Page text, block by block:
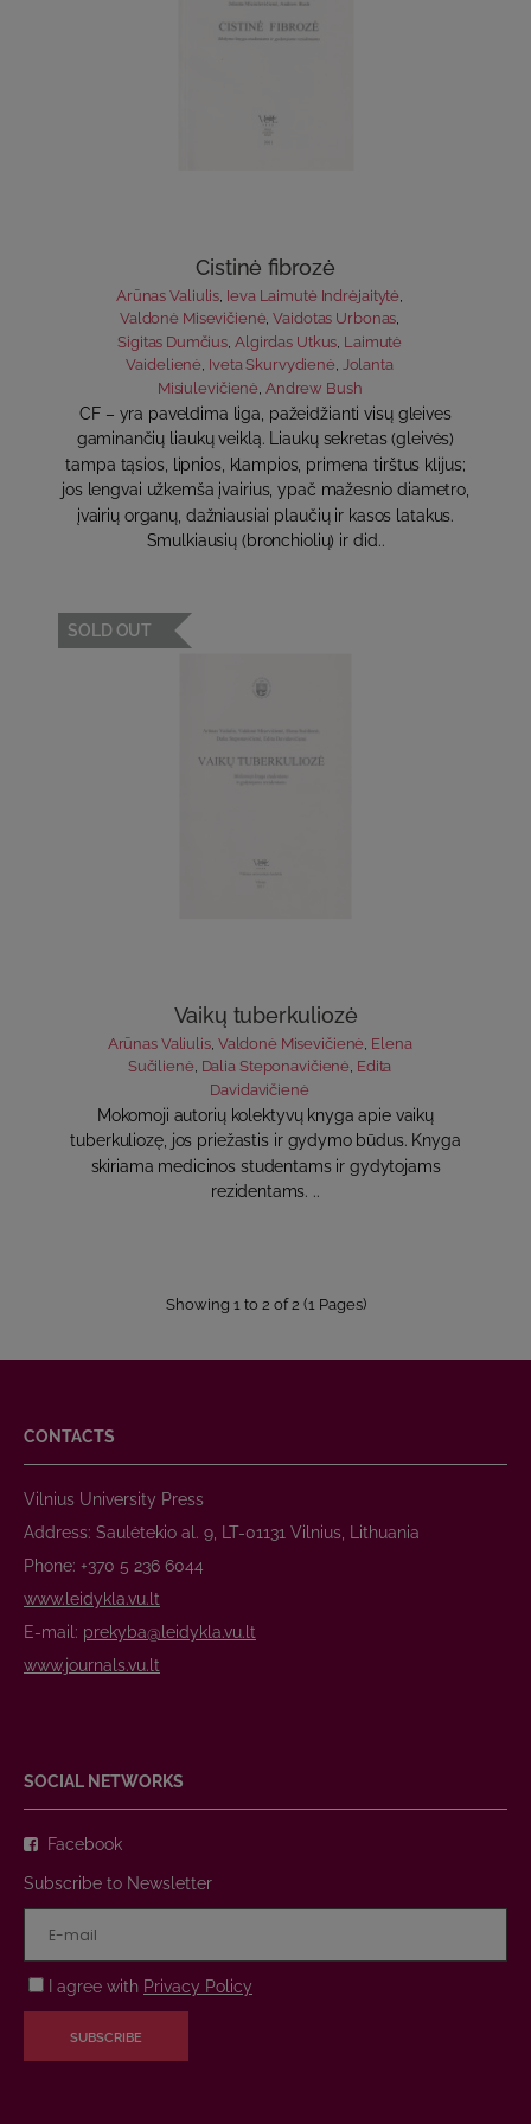
Cistinė fibrozė
Arūnas Valiulis Ieva Laimutė Indrėjaitytė
Valdonė Misevičienė,Vaidotas Urbonas,
Sigitas Dumčius Algirdas Utkus Laimutė
Vaidelienė, Iveta Skurvydienė, Jolanta
Misiulevičienė, Andrew Bush
CF – yra paveldima liga, pažeidžianti visų gleives
gaminančių liaukų veiklą. Liaukų sekretas (gleivės)
tampa tąsios, lipnios, klampios, primena tirštus klijus;
jos lengvai užkemša įvairius, ypač mažesnio diametro,
įvairių organų, dažniausiai plaučių ir kasos latakus.
Smulkiausių (bronchiolių) ir did..
SOLD OUT
Vaikų tuberkuliozė
Arūnas Valiulis, Valdonė Misevičienė Elena
Sučilienė, Dalia Steponavičienė, Edita
Davidavičienė
Mokomoji autorių kolektyvų knyga apie vaikų
tuberkuliozę, jos priežastis ir gydymo būdus. Knyga
skiriama medicinos studentams ir gydytojams
rezidentams. ..
Showing 1 to 2 of 2 (1 Pages)
CONTACTS
Vilnius University Press
Address: Saulėtekio al. 9, LT-01131 Vilnius, Lithuania
Phone: +370 5 236 6044
www.leidykla.vu.lt
E-mail: prekyba@leidykla.vu.lt
www.journals.vu.lt
SOCIAL NETWORKS
Facebook
Subscribe to Newsletter
I agree with Privacy Policy
SUBSCRIBE